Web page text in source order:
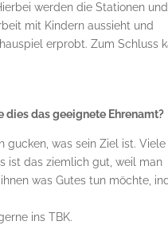
werden die Stationen
mit Kindern aussieht und
erprobt. Zum Schluss
dies das geeignete Ehrenamt?
gucken, was sein Ziel ist. Viele
ist das ziemlich gut, weil man
was Gutes tun möchte,
ins TBK.